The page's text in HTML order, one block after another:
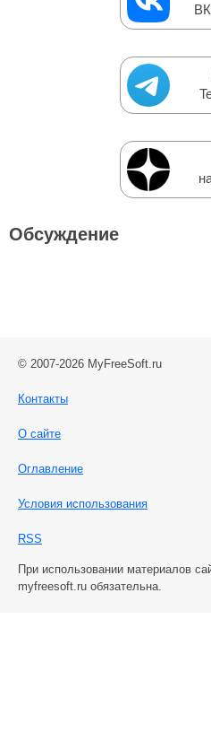
Обсуждение
© 2007-2026 MyFreeSoft.ru
Контакты
О сайте
Оглавление
Условия использования
RSS
При использовании материалов
myfreesoft.ru обязательна.